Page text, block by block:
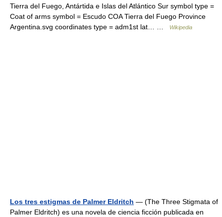
Tierra del Fuego, Antártida e Islas del Atlántico Sur symbol type =
Coat of arms symbol = Escudo COA Tierra del Fuego Province
Argentina.svg coordinates type = adm1st lat… …
Wikipedia
Los tres estigmas de Palmer Eldritch — (The Three Stigmata of
Palmer Eldritch) es una novela de ciencia ficción publicada en